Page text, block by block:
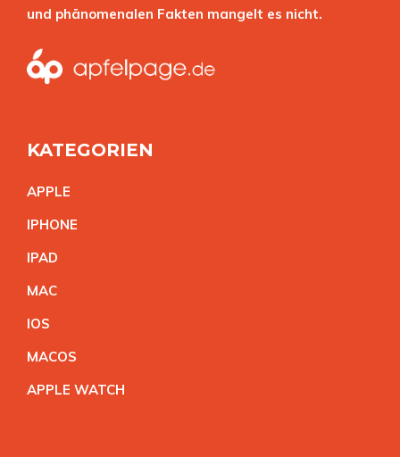
und phänomenalen Fakten mangelt es nicht.
KATEGORIEN
APPLE
IPHONE
IPAD
MAC
IOS
MACOS
APPLE WATCH